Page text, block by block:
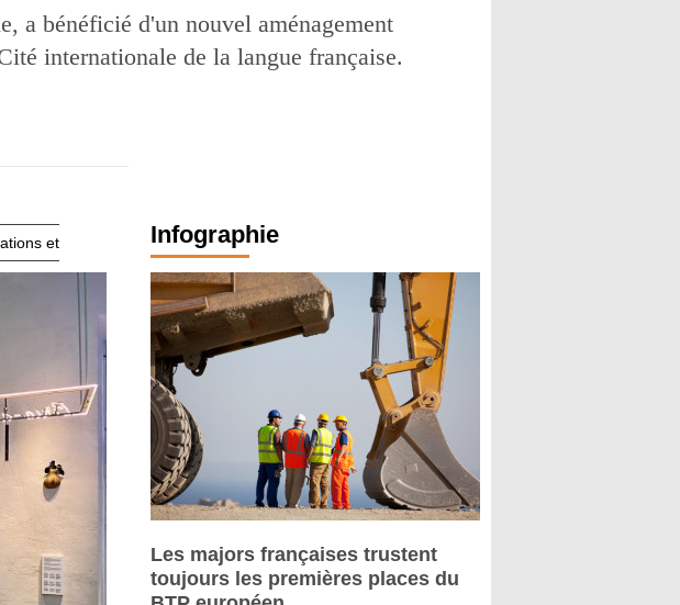
a bénéficié d'un nouvel aménagement
internationale de la langue française.
et
Infographie
Les majors françaises trustent
toujours les premières places du